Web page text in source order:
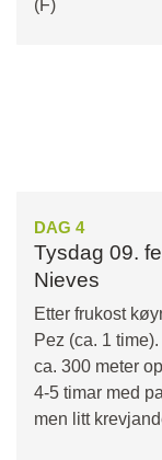
(F)
DAG 4
Tysdag 09.
Nieves
Etter frukost
Pez (ca. 1
ca. 300 meter
4-5 timar med
men litt